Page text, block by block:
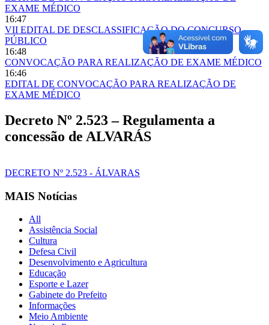
EXAME MÉDICO
16:47
VII EDITAL DE DESCLASSIFICAÇÃO DO CONCURSO
PÚBLICO
16:48
CONVOCAÇÃO PARA REALIZAÇÃO DE EXAME MÉDICO
16:46
EDITAL DE CONVOCAÇÃO PARA REALIZAÇÃO DE
EXAME MÉDICO
Decreto Nº 2.523 – Regulamenta a
concessão de ALVARÁS
DECRETO Nº 2.523 - ÁLVARAS
MAIS Notícias
All
Assistência Social
Cultura
Defesa Civil
Desenvolvimento e Agricultura
Educação
Esporte e Lazer
Gabinete do Prefeito
Informações
Meio Ambiente